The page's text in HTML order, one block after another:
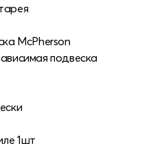
McPherson
подвеска
1шт